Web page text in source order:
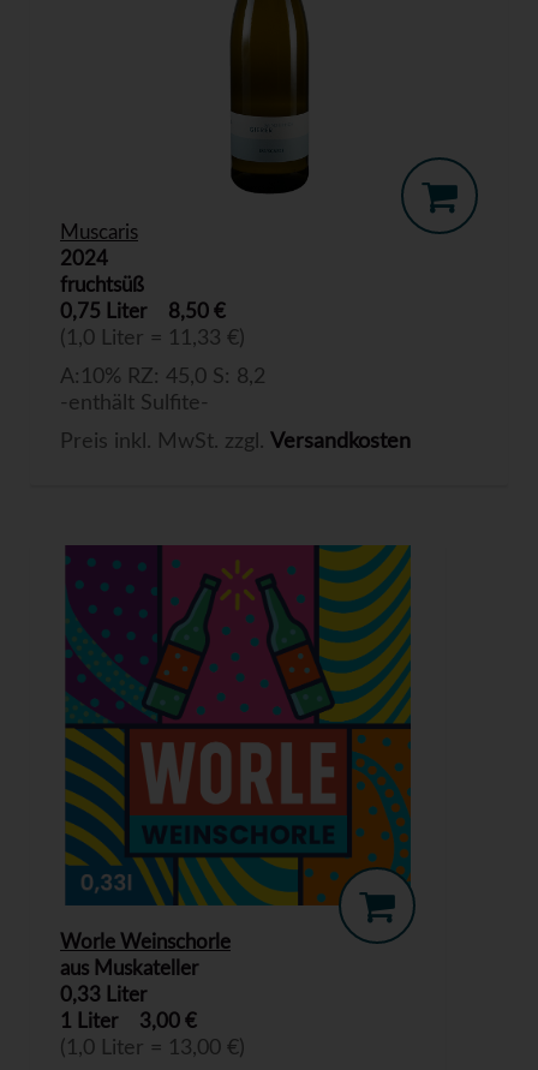
Muscaris
2024
fruchtsüß
0,75 Liter
8,50 €
(1,0 Liter = 11,33 €)
A:10% RZ: 45,0 S: 8,2
-enthält Sulfite-
Preis inkl. MwSt. zzgl. Versandkosten
Worle Weinschorle
aus Muskateller
0,33 Liter
1 Liter
3,00 €
(1,0 Liter = 13,00 €)